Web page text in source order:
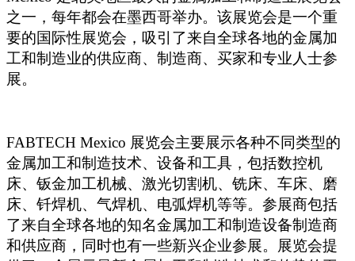
之一，每年都会在墨西哥举办。该展览会是一个重
要的国际性展览会，吸引了来自全球各地的金属加
工和制 造业的供应商、制造商、买家和专业人士参
展。
FABTECH Mexico 展览会主要展示各种不同类型的
金属加工和制造技术、设备和工具，包括数控机
床、钣金加工机械、激光切割机、铣床、车床、磨
床、钎焊机、气焊机、电弧焊机等等。参展商包括
了来自全球各地的知名金属加工和制造设备制造商
和供应商，同时也有一些新兴企业参展。展览会提